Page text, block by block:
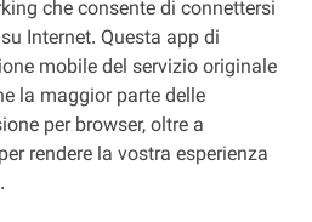
che consente di connettersi
Internet. Questa app di
mobile del servizio originale
la maggior parte delle
per browser, oltre a
rendere la vostra esperienza